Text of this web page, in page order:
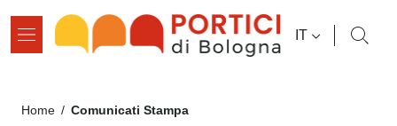
SELETTORE
IT
Briciole di pane
Home / Comunicati Stampa